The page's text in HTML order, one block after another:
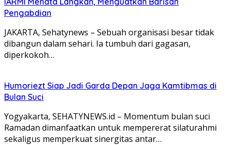
Pengabdian
JAKARTA, Sehatynews – Sebuah organisasi besar tidak
dibangun dalam sehari. Ia tumbuh dari gagasan,
diperkokoh…
Humoriezt Siap Jadi Garda Depan Jaga Kamtibmas di
Bulan Suci
Yogyakarta, SEHATYNEWS.id – Momentum bulan suci
Ramadan dimanfaatkan untuk mempererat silaturahmi
sekaligus memperkuat sinergitas antar…